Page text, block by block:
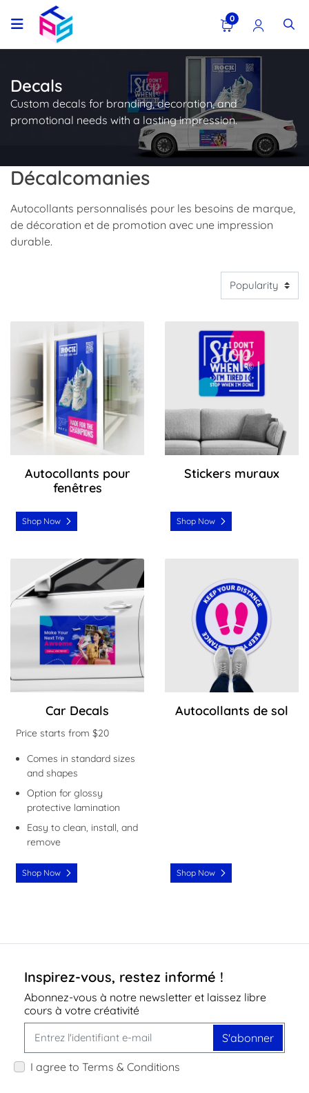
0
Decals
Custom decals for branding, decoration, and
promotional needs with a lasting impression.
Décalcomanies
Autocollants personnalisés pour les besoins de marque,
de décoration et de promotion avec une impression
durable.
Autocollants pour
fenêtres
Shop Now
Shop Now Autocollants pour fenêtres
Stickers muraux
Shop Now
Shop Now Stickers muraux
Car Decals
Price starts from $20
Comes in standard sizes
and shapes
Option for glossy
protective lamination
Easy to clean, install, and
remove
Shop Now
Shop Now Car Decals
Autocollants de sol
Shop Now
Inspirez-vous, restez informé !
Abonnez-vous à notre newsletter et laissez libre
cours à votre créativité
S'abonner
I agree to Terms & Conditions